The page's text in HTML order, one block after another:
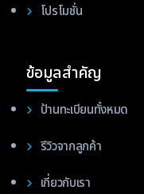
โปรโมชั่น
ข้อมูลสำคัญ
ป้านทะเบียนทั้งหมด
รีวิวจากลูกค้า
เกี่ยวกับเรา